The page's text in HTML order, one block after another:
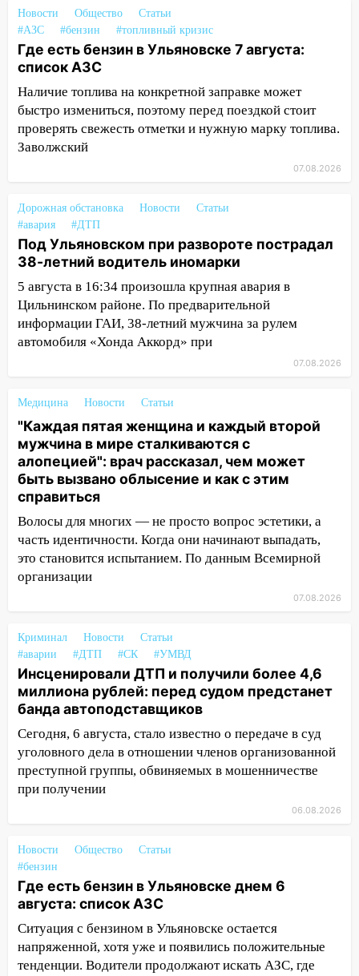
2027 года импорт, выпуск и обращение
бензина Евро 2, Евро 3, Евро 4
11:12 Соцсети: на Рябикова автомобиль
врезался в забор
10:27 Где есть бензин в Ульяновске
днем 6 августа: список АЗС
10:16 Внимание! В Ульяновской области
10:00
В Старомайнском районе утонул
51-летний мужчина
09:50 В Ульяновске черный коршун
застрял в тепловозе
09:44 Ульяновские спасатели помогли
юному велосипедисту на улице
Чернышевского
В Заволжском районе украли два
07:18
В Ульяновск идет
тридцатиградусная жара: какая будет
погода в четверг
06:00 Четыре года борьбы: ульяновские
юристы помогли женщине засудить УК
за плесень на стенах
05:00 Кому 6 августа звезды сулят
прибыль, а кому — испытания на
прочность
ДТП с мотоциклистом
20:22 Мошенники обманули 92-летнюю
жительницу Ульяновской области
19:14 Житель Ульяновской области
подвез троих незнакомцев на трассе и
заработал уголовное дело
18:14 Прогноз погоды на 6 августа в
Ульяновской области
экстрим: в Ульяновске пройдет
большой фестиваль «Наше время»
17:30 Где есть бензин в Ульяновске 5
августа после рабочего дня: список АЗС
17:05 «Обыск» по видеосвязи: в
Ульяновске задержали 19-летнюю
Новости Общество
Статьи
#АЗС
#бензин #топливный кризис
Где есть бензин в Ульяновске 7 августа:
список АЗС
Наличие топлива на конкретной заправке может
быстро измениться, поэтому перед поездкой стоит
проверять свежесть отметки и нужную марку топлива.
Заволжский
07.08.2026
Дорожная обстановка Новости
Статьи
#авария
#ДТП
Под Ульяновском при развороте пострадал
38-летний водитель иномарки
5 августа в 16:34 произошла крупная авария в
Цильнинском районе. По предварительной
информации ГАИ, 38-летний мужчина за рулем
автомобиля «Хонда Аккорд» при
07.08.2026
Медицина Новости Статьи
"Каждая пятая женщина и каждый второй
мужчина в мире сталкиваются с
алопецией": врач рассказал, чем может
быть вызвано облысение и как с этим
справиться
Волосы для многих — не просто вопрос эстетики, а
часть идентичности. Когда они начинают выпадать,
это становится испытанием. По данным Всемирной
организации
07.08.2026
Криминал Новости
Статьи
#аварии
#ДТП #СК #УМВД
Инсценировали ДТП и получили более 4,6
миллиона рублей: перед судом предстанет
банда автоподставщиков
Сегодня, 6 августа, стало известно о передаче в суд
уголовного дела в отношении членов организованной
преступной группы, обвиняемых в мошенничестве
при получении
06.08.2026
Новости Общество
Статьи
#бензин
Где есть бензин в Ульяновске днем 6
августа: список АЗС
Ситуация с бензином в Ульяновске остается
напряженной, хотя уже и появились положительные
тенденции. Водители продолжают искать АЗС, где